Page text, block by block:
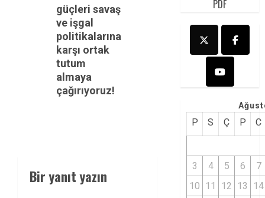
post:
güçleri savaş
ve işgal
politikalarına
karşı ortak
tutum
almaya
çağırıyoruz!
Bir yanıt yazın
PDF
P S Ç P C
3 4 5 6
7
10 11 12 13
14